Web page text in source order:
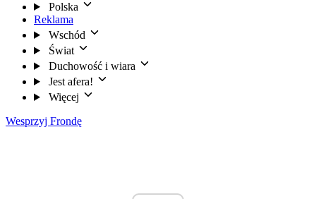
Polska
Reklama
Wschód
Świat
Duchowość i wiara
Jest afera!
Więcej
Wesprzyj Frondę